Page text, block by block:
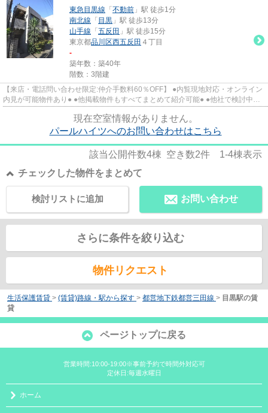
東急目黒線 「 不動前 」駅 徒歩1分
南北線 「 目黒 」駅 徒歩13分
山手線 「 五反田 」駅 徒歩15分
東京都品川区西五反田 ４丁目
-
築年数：築40年
階数：3階建
【来店・電話問い合わせ限定:仲介手数料60％OFF】 ●内覧現地対応・オンライン
内見が可能物件あり● ●他掲載物件もすべてまとめて紹介可能● ●他社で検討中・
現在空室情報がありません。
パールハイツへのお問い合わせはこちら
該当公開件数4棟 空き数2件 1-4棟表示
チェックした物件をまとめて
お問い合わせ
検討リストに追加
さらに条件を絞り込む
物件リクエスト
生活保護賃貸 > (賃貸)路線・駅から探す > 都営地下鉄都営三田線 > 目黒駅の賃
貸
ページトップに戻る
営業時間:10:00-19:00※事前予約で時間外対応可
定休日:毎週水曜日
ホーム